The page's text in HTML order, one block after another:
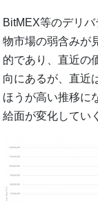
BitMEX等のデリ
物市場の弱含みが
的であり、直近の
向にあるが、直近
ほうが高い推移に
給面が変化してい